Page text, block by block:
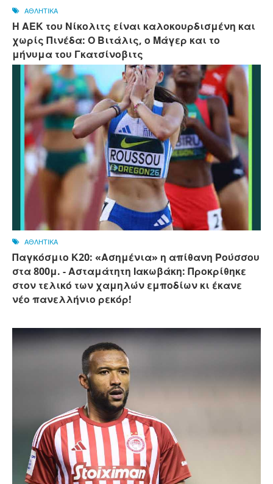
ΑΘΛΗΤΙΚΑ
Η ΑΕΚ του Νίκολιτς είναι καλοκουρδισμένη και
χωρίς Πινέδα: Ο Βιτάλις, ο Μάγερ και το
μήνυμα του Γκατσίνοβιτς
ΑΘΛΗΤΙΚΑ
Παγκόσμιο Κ20: «Ασημένια» η απίθανη Ρούσσου
στα 800μ. - Ασταμάτητη Ιακωβάκη: Προκρίθηκε
στον τελικό των χαμηλών εμποδίων κι έκανε
νέο πανελλήνιο ρεκόρ!